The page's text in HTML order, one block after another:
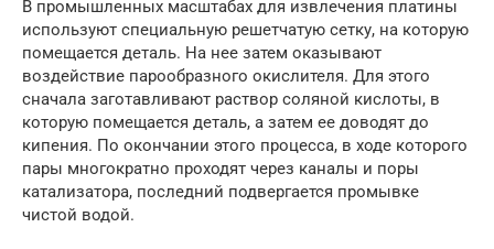
В промышленных масштабах для извлечения платины
используют специальную решетчатую сетку, на которую
помещается деталь. На нее затем оказывают
воздействие парообразного окислителя. Для этого
сначала заготавливают раствор соляной кислоты, в
которую помещается деталь, а затем ее доводят до
кипения. По окончании этого процесса, в ходе которого
пары многократно проходят через каналы и поры
катализатора, последний подвергается промывке
чистой водой.